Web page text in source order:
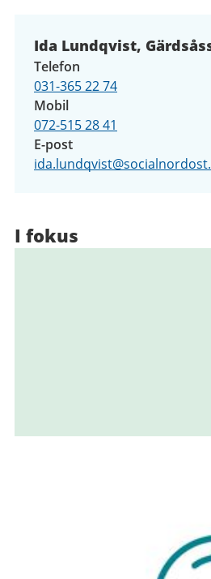
Ida Lundqvist,
Telefon
031-365 22 74
Mobil
072-515 28 41
E-post
I fokus